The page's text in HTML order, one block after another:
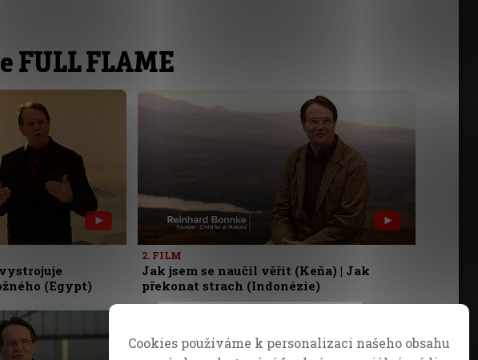
FULL FLAME
(Egypt)
2. FILM
Jak jsem se naučil věřit (Keňa) | Jak
překonat strach (Indonézie)
Cookies používáme k personalizaci našeho obsahu